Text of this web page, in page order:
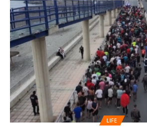
LIFE